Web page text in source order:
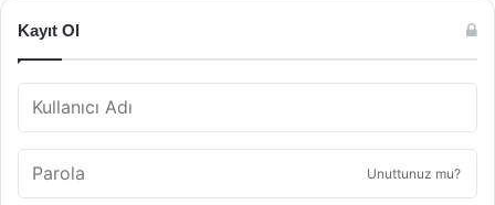
Kayıt Ol
Unuttunuz mu?